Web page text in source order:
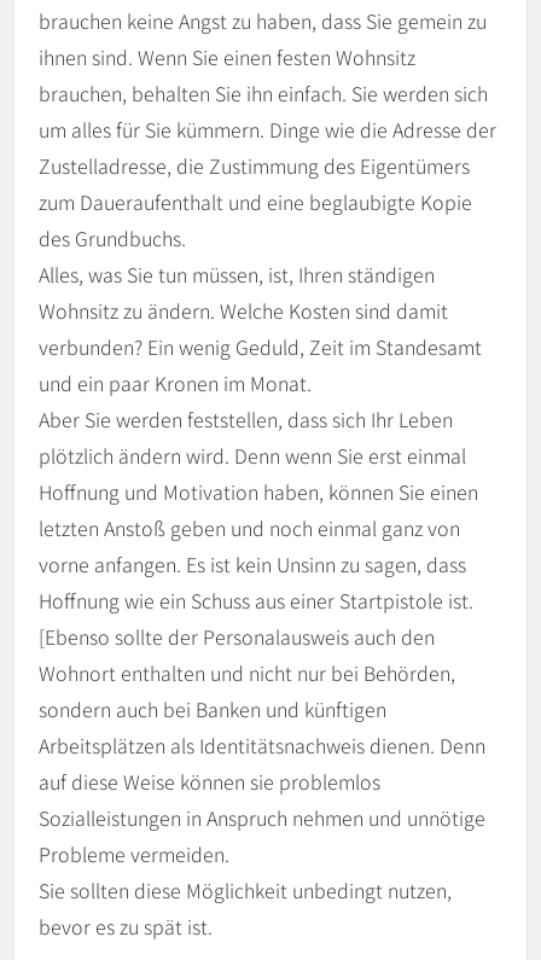
brauchen keine Angst zu haben, dass Sie gemein zu
ihnen sind. Wenn Sie einen festen Wohnsitz
brauchen, behalten Sie ihn einfach. Sie werden sich
um alles für Sie kümmern. Dinge wie die Adresse der
Zustelladresse, die Zustimmung des Eigentümers
zum Daueraufenthalt und eine beglaubigte Kopie
des Grundbuchs.
Alles, was Sie tun müssen, ist, Ihren ständigen
Wohnsitz zu ändern. Welche Kosten sind damit
verbunden? Ein wenig Geduld, Zeit im Standesamt
und ein paar Kronen im Monat.
Aber Sie werden feststellen, dass sich Ihr Leben
plötzlich ändern wird. Denn wenn Sie erst einmal
Hoffnung und Motivation haben, können Sie einen
letzten Anstoß geben und noch einmal ganz von
vorne anfangen. Es ist kein Unsinn zu sagen, dass
Hoffnung wie ein Schuss aus einer Startpistole ist.
[Ebenso sollte der Personalausweis auch den
Wohnort enthalten und nicht nur bei Behörden,
sondern auch bei Banken und künftigen
Arbeitsplätzen als Identitätsnachweis dienen. Denn
auf diese Weise können sie problemlos
Sozialleistungen in Anspruch nehmen und unnötige
Probleme vermeiden.
Sie sollten diese Möglichkeit unbedingt nutzen,
bevor es zu spät ist.